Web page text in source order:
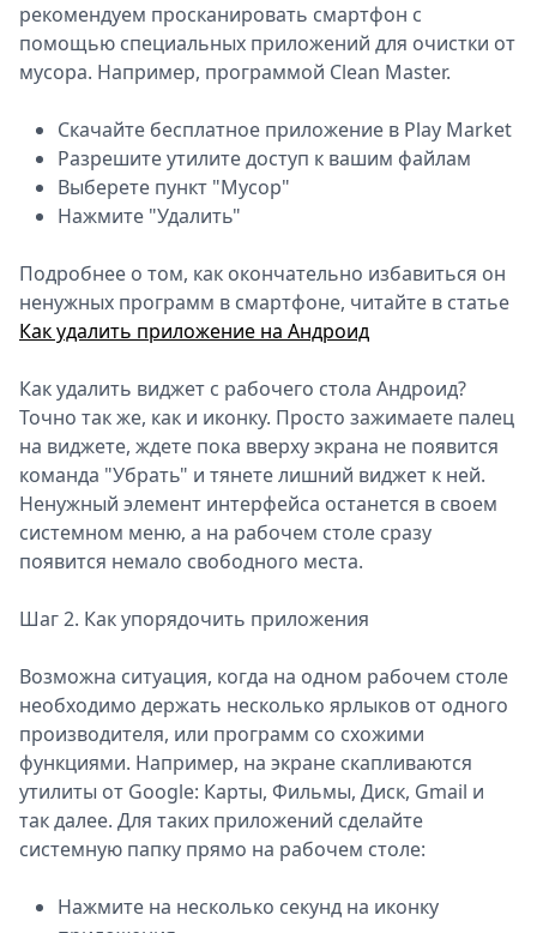
рекомендуем просканировать смартфон с
помощью специальных приложений для очистки от
мусора. Например, программой Clean Master.
Скачайте бесплатное приложение в Play Market
Разрешите утилите доступ к вашим файлам
Выберете пункт "Мусор"
Нажмите "Удалить"
Подробнее о том, как окончательно избавиться он
ненужных программ в смартфоне, читайте в статье
Как удалить приложение на Андроид
Как удалить виджет с рабочего стола Андроид?
Точно так же, как и иконку. Просто зажимаете палец
на виджете, ждете пока вверху экрана не появится
команда "Убрать" и тянете лишний виджет к ней.
Ненужный элемент интерфейса останется в своем
системном меню, а на рабочем столе сразу
появится немало свободного места.
Шаг 2. Как упорядочить приложения
Возможна ситуация, когда на одном рабочем столе
необходимо держать несколько ярлыков от одного
производителя, или программ со схожими
функциями. Например, на экране скапливаются
утилиты от Google: Карты, Фильмы, Диск, Gmail и
так далее. Для таких приложений сделайте
системную папку прямо на рабочем столе:
Нажмите на несколько секунд на иконку